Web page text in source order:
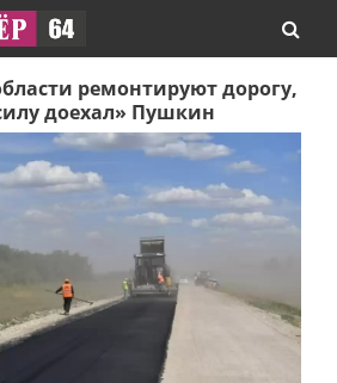
ремонтируют дорогу,
доехал» Пушкин